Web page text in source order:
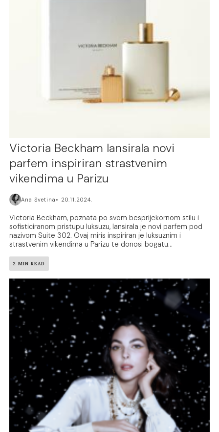
Victoria Beckham lansirala novi
parfem inspiriran strastvenim
vikendima u Parizu
Ana Svetina 20.11.2024.
Victoria Beckham, poznata po svom besprijekornom stilu i
sofisticiranom pristupu luksuzu, lansirala je novi parfem pod
nazivom Suite 302. Ovaj miris inspiriran je luksuznim i
strastvenim vikendima u Parizu te donosi bogatu...
2 MIN READ